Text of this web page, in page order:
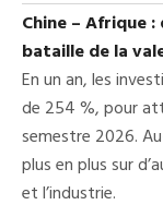
Chine – Afrique
bataille de la
En un an, les
de 254 %, pour
semestre 2026.
plus en plus sur
et l’industrie.